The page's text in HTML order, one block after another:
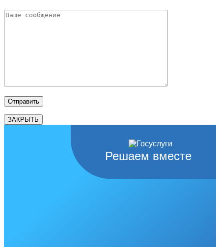
ЗАКРЫТЬ
Решаем вместе